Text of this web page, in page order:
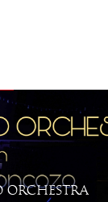
ORCHESTRA